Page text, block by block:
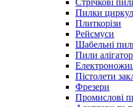
Стрічкові
Пилки
Плиткорізи
Рейсмуси
Шабельні
Пили
Пістолети
Фрезери
Промислові